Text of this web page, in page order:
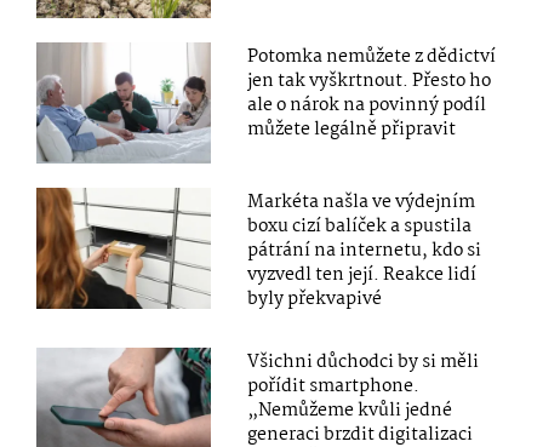
Potomka nemůžete z dědictví
jen tak vyškrtnout. Přesto ho
ale o nárok na povinný podíl
můžete legálně připravit
Markéta našla ve výdejním
boxu cizí balíček a spustila
pátrání na internetu, kdo si
vyzvedl ten její. Reakce lidí
byly překvapivé
Všichni důchodci by si měli
pořídit smartphone.
„Nemůžeme kvůli jedné
generaci brzdit digitalizaci